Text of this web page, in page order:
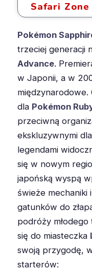
Safari Zone
Pokémon
trzeciej generacji
Advance.
w Japonii, a w
międzynarodowe.
dla Pokémon
przeciwną
ekskluzywnymi
legendami
się w nowym
japońską wyspą
świeże
gatunków do
podróży
się do miasteczka
swoją przygodę,
starterów: